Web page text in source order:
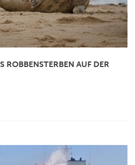
ROBBENSTERBEN AUF DER